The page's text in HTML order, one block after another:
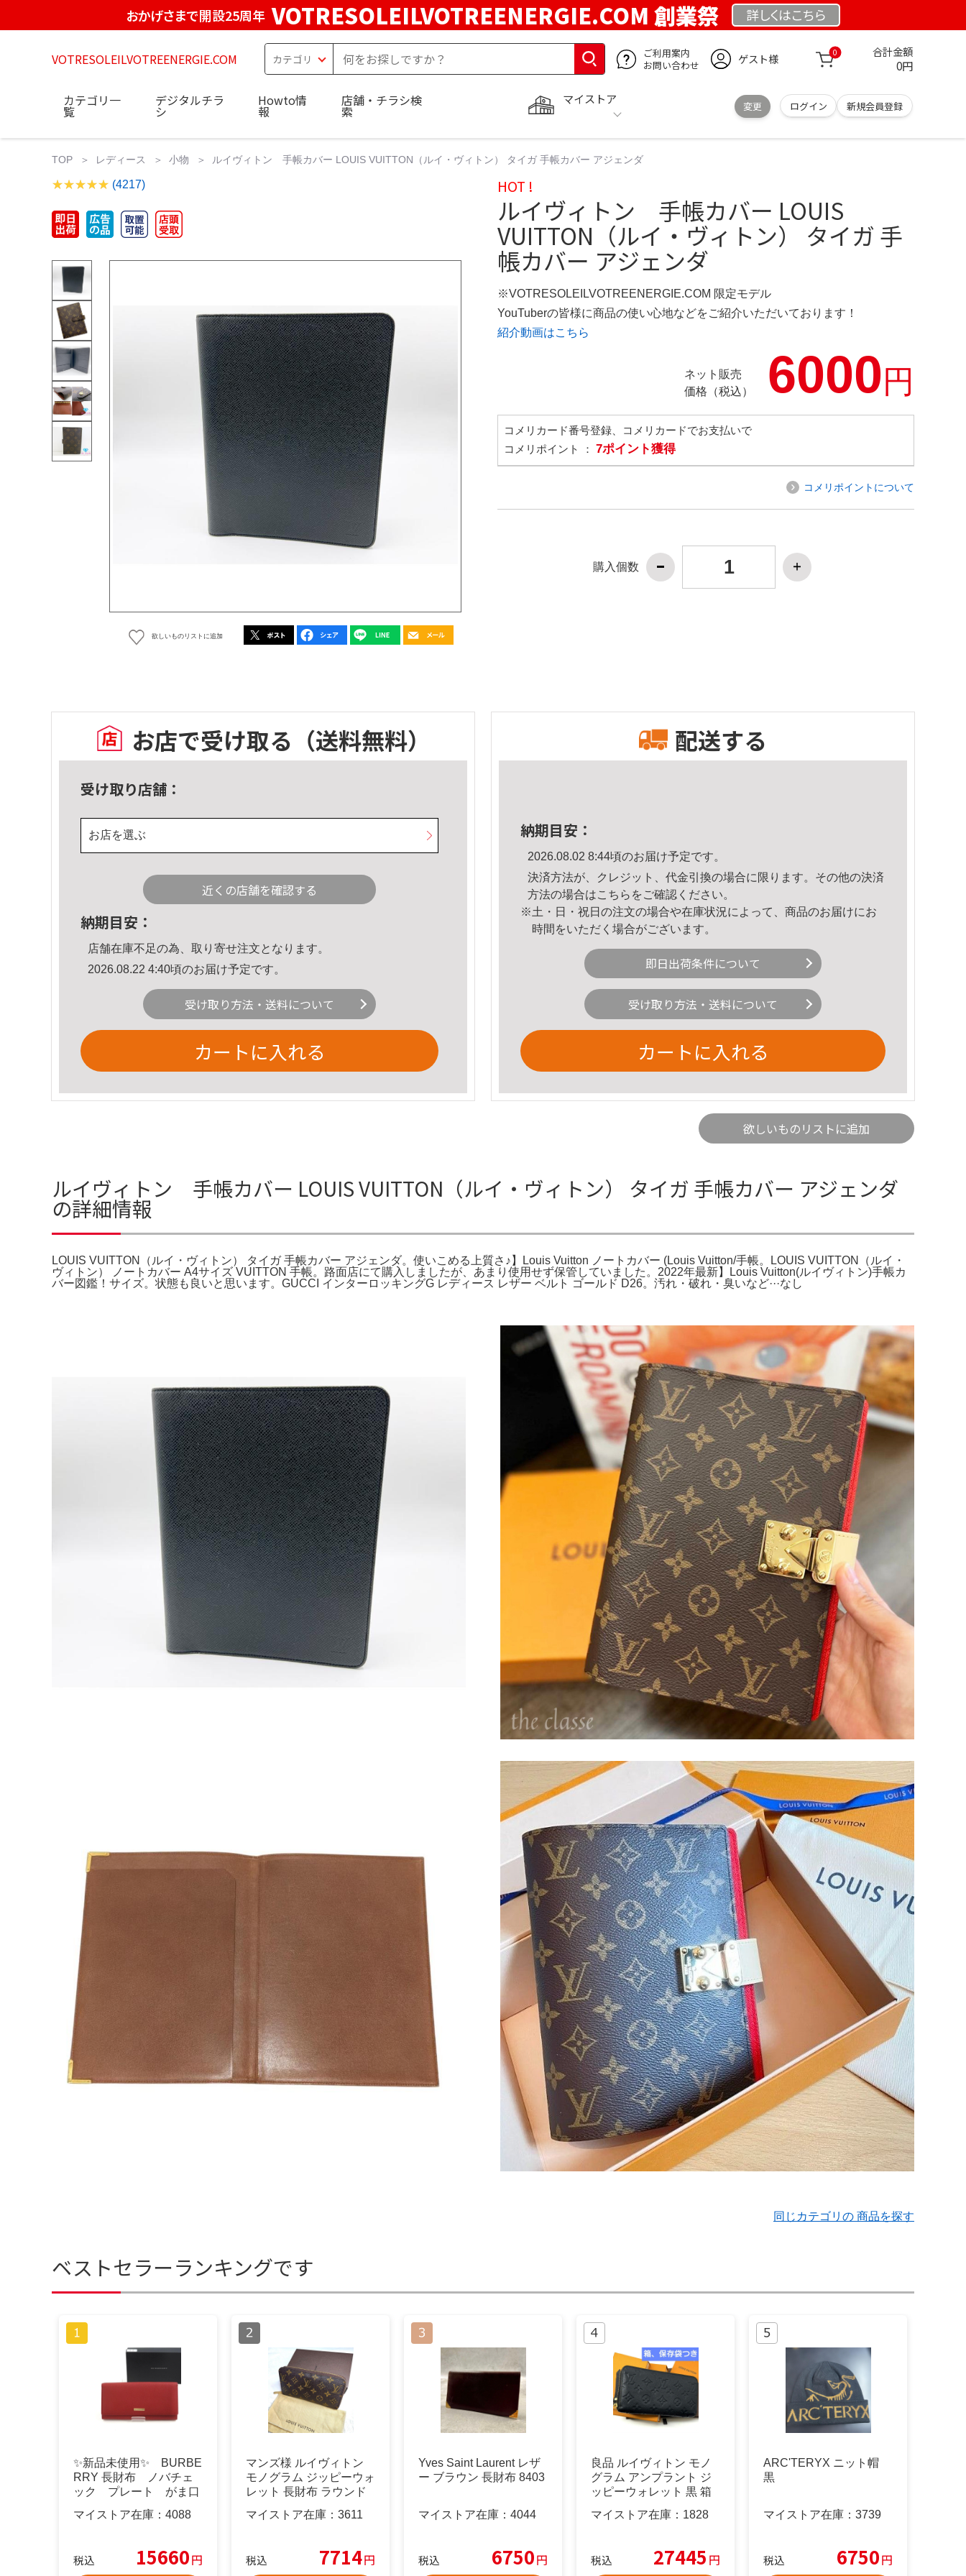
おかげさまで開設25周年 VOTRESOLEILVOTREENERGIE.COM 創業祭 詳しくはこちら
VOTRESOLEILVOTREENERGIE.COM
ご利用案内
お問い合わせ
ゲスト様 0 合計金額
0円
マイストア
変更 ログイン 新規会員登録
カテゴリ一
覧
デジタルチラ
シ
Howto情
報
店舗・チラシ検
索
TOP レディース 小物 ルイヴィトン 手帳カバー LOUIS VUITTON（ルイ・ヴィトン） タイガ 手帳カバー アジェンダ
(4217)
欲しいものリストに追加
HOT !
ルイヴィトン 手帳カバー LOUIS
VUITTON（ルイ・ヴィトン） タイガ 手
帳カバー アジェンダ
※VOTRESOLEILVOTREENERGIE.COM 限定モデル
YouTuberの皆様に商品の使い心地などをご紹介いただいております！
紹介動画はこちら
ネット販売
価格（税込）
6000円
コメリカード番号登録、コメリカードでお支払いで
コメリポイント ： 7ポイント獲得
コメリポイントについて
購入個数
お店で受け取る （送料無料）
受け取り店舗：
お店を選ぶ
近くの店舗を確認する
納期目安：
店舗在庫不足の為、取り寄せ注文となります。
2026.08.22 4:40頃のお届け予定です。
受け取り方法・送料について
カートに入れる
配送する
納期目安：
2026.08.02 8:44頃のお届け予定です。
決済方法が、クレジット、代金引換の場合に限ります。その他の決済
方法の場合はこちら をご確認ください。
※土・日・祝日の注文の場合や在庫状況によって、商品のお届けにお
時間をいただく場合がございます。
即日出荷条件について
受け取り方法・送料について
カートに入れる
欲しいものリストに追加
ルイヴィトン 手帳カバー LOUIS VUITTON（ルイ・ヴィトン） タイガ 手帳カバー アジェンダ
の詳細情報
LOUIS VUITTON（ルイ・ヴィトン） タイガ 手帳カバー アジェンダ。使いこめる上質さ♪】Louis Vuitton ノートカバー (Louis Vuitton/手帳。LOUIS VUITTON（ルイ・
ヴィトン） ノートカバー A4サイズ VUITTON 手帳。路面店にて購入しましたが、あまり使用せず保管していました。2022年最新】Louis Vuitton(ルイヴィトン)手帳カ
バー図鑑！サイズ。状態も良いと思います。GUCCI インターロッキングG レディース レザー ベルト ゴールド D26。汚れ・破れ・臭いなど···なし
同じカテゴリの 商品を探す
ベストセラーランキングです
✨新品未使用✨ BURBE
RRY 長財布 ノバチェ
ック プレート がま口
マイストア在庫： 4088
税込 15660円
マンズ様 ルイヴィトン
モノグラム ジッピーウォ
レット 長財布 ラウンド
マイストア在庫： 3611
税込 7714円
Yves Saint Laurent レザ
ー ブラウン 長財布 8403
マイストア在庫： 4044
税込 6750円
良品 ルイヴィトン モノ
グラム アンプラント ジ
ッピーウォレット 黒 箱
マイストア在庫： 1828
税込 27445 円
ARC'TERYX ニット帽
黒
マイストア在庫： 3739
税込 6750円